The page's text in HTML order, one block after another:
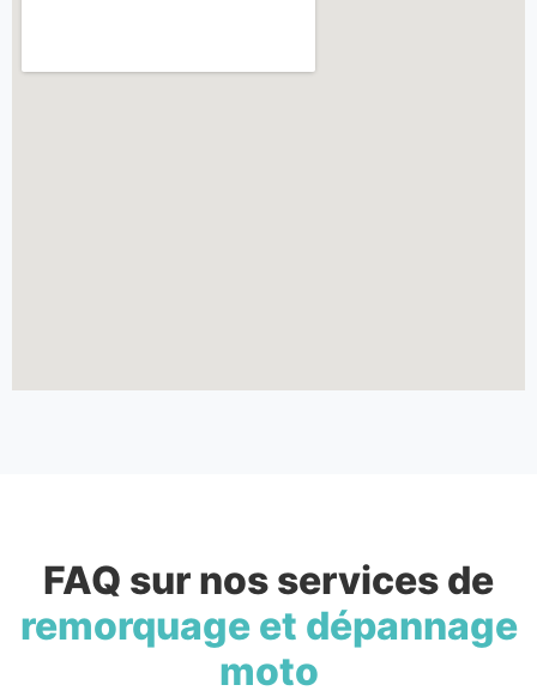
FAQ sur nos services de
remorquage et dépannage
moto